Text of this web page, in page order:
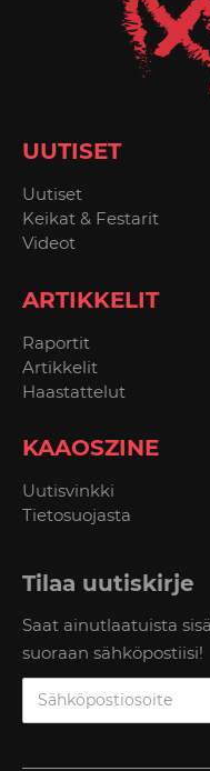
UUTISET
Uutiset
Keikat & Festarit
Videot
ARTIKKELIT
Raportit
Artikkelit
Haastattelut
KAAOSZINE
Uutisvinkki
Tietosuojasta
Tilaa uutiskirje
Saat ainutlaatuista
suoraan sähköpostiisi!